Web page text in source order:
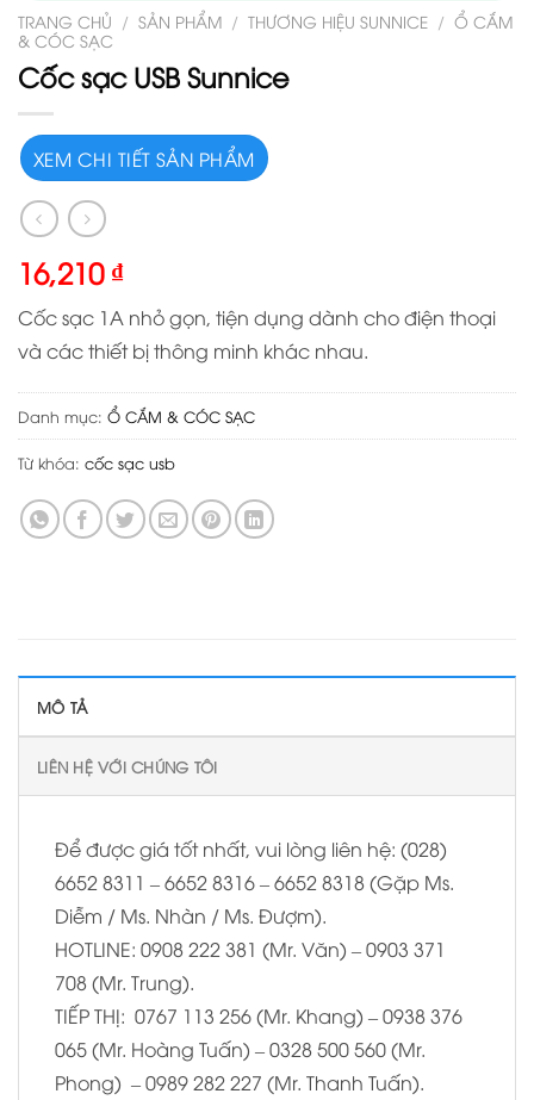
TRANG CHỦ / SẢN PHẨM / THƯƠNG HIỆU SUNNICE / Ổ CẮM
& CÓC SẠC
Cốc sạc USB Sunnice
XEM CHI TIẾT SẢN PHẨM
16,210 ₫
Cốc sạc 1A nhỏ gọn, tiện dụng dành cho điện thoại
và các thiết bị thông minh khác nhau.
Danh mục: Ổ CẮM & CÓC SẠC
Từ khóa: cốc sạc usb
MÔ TẢ
LIÊN HỆ VỚI CHÚNG TÔI
Để được giá tốt nhất, vui lòng liên hệ: (028)
6652 8311 – 6652 8316 – 6652 8318 (Gặp Ms.
Diễm / Ms. Nhàn / Ms. Đượm).
HOTLINE: 0908 222 381 (Mr. Văn) – 0903 371
708 (Mr. Trung).
TIẾP THỊ: 0767 113 256 (Mr. Khang) – 0938 376
065 (Mr. Hoàng Tuấn) – 0328 500 560 (Mr.
Phong) – 0989 282 227 (Mr. Thanh Tuấn).